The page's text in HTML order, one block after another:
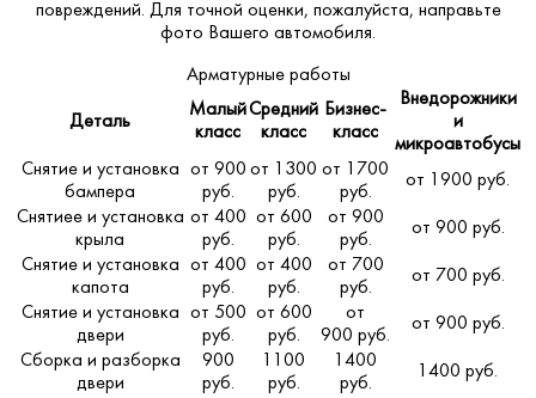
повреждений. Для точной оценки, пожалуйста, направьте
фото Вашего автомобиля.
Арматурные работы
Деталь
Малый
класс
Средний
класс
Бизнес-
класс
Внедорожники
и
микроавтобусы
Снятие и установка
бампера
от 900
руб.
от 1300
руб.
от 1700
руб.
от 1900 руб.
Снятиее и установка
крыла
от 400
руб.
от 600
руб.
от 900
руб.
от 900 руб.
Снятие и установка
капота
от 400
руб.
от 400
руб.
от 700
руб.
от 700 руб.
Снятие и установка
двери
от 500
руб.
от 600
руб.
от
900 руб.
от 900 руб.
Сборка и разборка
двери
900
руб.
1100
руб.
1400
руб.
1400 руб.